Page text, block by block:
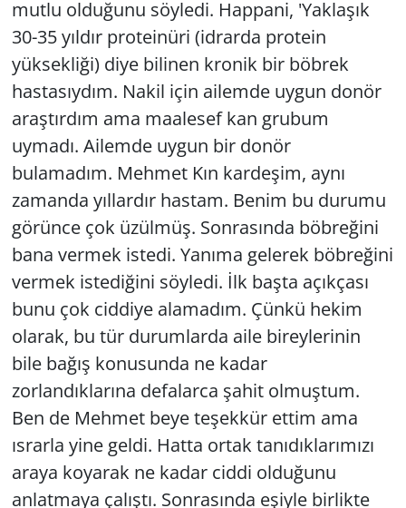
mutlu olduğunu söyledi. Happani, 'Yaklaşık
30-35 yıldır proteinüri (idrarda protein
yüksekliği) diye bilinen kronik bir böbrek
hastasıydım. Nakil için ailemde uygun donör
araştırdım ama maalesef kan grubum
uymadı. Ailemde uygun bir donör
bulamadım. Mehmet Kın kardeşim, aynı
zamanda yıllardır hastam. Benim bu durumu
görünce çok üzülmüş. Sonrasında böbreğini
bana vermek istedi. Yanıma gelerek böbreğini
vermek istediğini söyledi. İlk başta açıkçası
bunu çok ciddiye alamadım. Çünkü hekim
olarak, bu tür durumlarda aile bireylerinin
bile bağış konusunda ne kadar
zorlandıklarına defalarca şahit olmuştum.
Ben de Mehmet beye teşekkür ettim ama
ısrarla yine geldi. Hatta ortak tanıdıklarımızı
araya koyarak ne kadar ciddi olduğunu
anlatmaya çalıştı. Sonrasında eşiyle birlikte